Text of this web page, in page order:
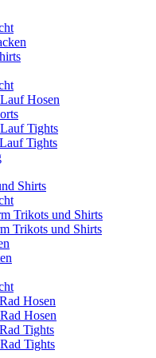
Hosen
Tights
Tights
Shirts
Trikots und Shirts
Trikots und Shirts
Hosen
Hosen
Tights
Tights